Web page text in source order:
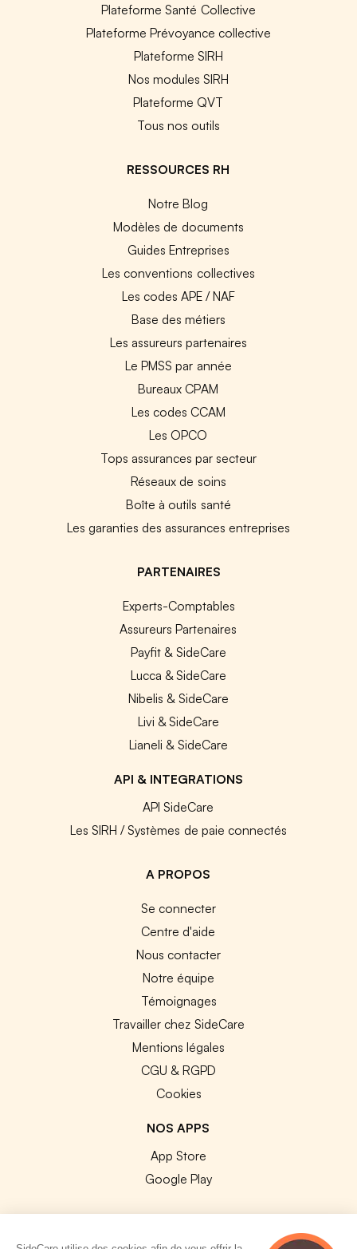
Plateforme Santé Collective
Plateforme Prévoyance collective
Plateforme SIRH
Nos modules SIRH
Plateforme QVT
Tous nos outils
RESSOURCES RH
Notre Blog
Modèles de documents
Guides Entreprises
Les conventions collectives
Les codes APE / NAF
Base des métiers
Les assureurs partenaires
Le PMSS par année
Bureaux CPAM
Les codes CCAM
Les OPCO
Tops assurances par secteur
Réseaux de soins
Boîte à outils santé
Les garanties des assurances entreprises
PARTENAIRES
Experts-Comptables
Assureurs Partenaires
Payfit & SideCare
Lucca & SideCare
Nibelis & SideCare
Livi & SideCare
Lianeli & SideCare
API & INTEGRATIONS
API SideCare
Les SIRH / Systèmes de paie connectés
A PROPOS
Se connecter
Centre d'aide
Nous contacter
Notre équipe
Témoignages
Travailler chez SideCare
Mentions légales
CGU & RGPD
Cookies
NOS APPS
App Store
Google Play